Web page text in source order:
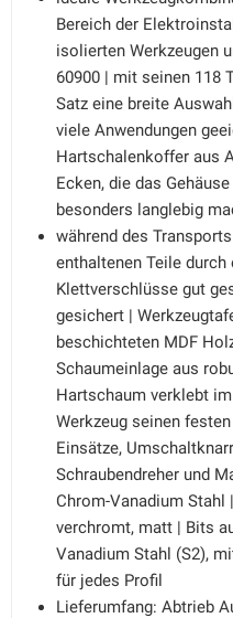
Bereich der
isolierten Werkzeugen
60900 | mit seinen 118
Satz eine breite
viele Anwendungen
Hartschalenkoffer aus
Ecken, die das
besonders langlebig
während des
enthaltenen Teile
Klettverschlüsse gut
gesichert |
beschichteten MDF
Schaumeinlage aus
Hartschaum verklebt
Werkzeug seinen
Einsätze,
Schraubendreher und
Chrom-Vanadium Stahl
verchromt, matt | Bits
Vanadium Stahl (S2),
für jedes Profil
Lieferumfang: Abtrieb